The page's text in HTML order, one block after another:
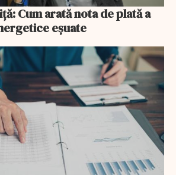
Cum arată nota de plată a
eșuate